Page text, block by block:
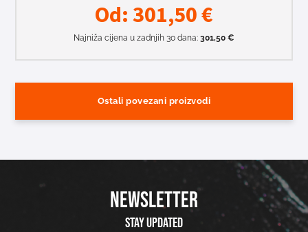
Od:301,50€
Najniža cijena u zadnjih 30 dana: 301,50 €
Ostali povezani proizvodi
NEWSLETTER
Stay updated